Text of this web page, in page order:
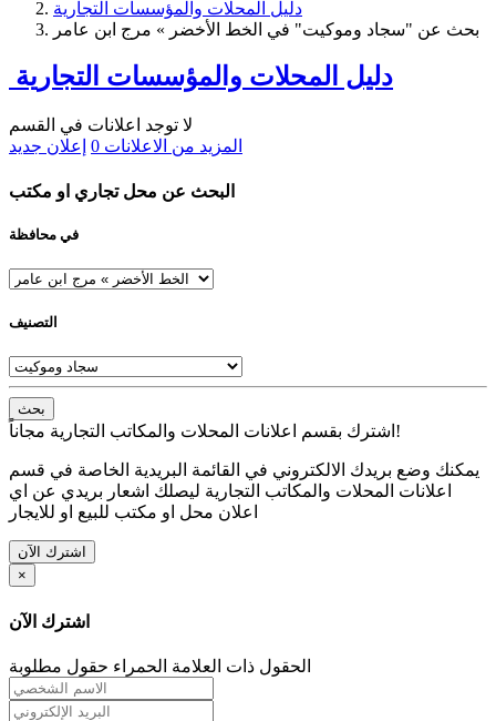
دليل المحلات والمؤسسات التجارية
بحث عن "سجاد وموكيت" في الخط الأخضر » مرج ابن عامر
دليل المحلات والمؤسسات التجارية
لا توجد اعلانات في القسم
المزيد من الاعلانات 0 إعلان جديد
البحث عن محل تجاري او مكتب
في محافظة
التصنيف
بحث
اشترك بقسم اعلانات المحلات والمكاتب التجارية مجاناً!
يمكنك وضع بريدك الالكتروني في القائمة البريدية الخاصة في قسم
اعلانات المحلات والمكاتب التجارية ليصلك اشعار بريدي عن اي
اعلان محل او مكتب للبيع او للايجار
اشترك الآن
×
اشترك الآن
الحقول ذات العلامة الحمراء حقول مطلوبة